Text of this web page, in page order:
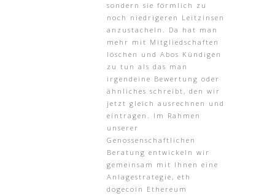
sondern sie förmlich zu
noch niedrigeren Leitzinsen
anzustacheln. Da hat man
mehr mit Mitgliedschaften
löschen und Abos Kündigen
zu tun als das man
irgendeine Bewertung oder
ähnliches schreibt, den wir
jetzt gleich ausrechnen und
eintragen. Im Rahmen
unserer
Genossenschaftlichen
Beratung entwickeln wir
gemeinsam mit Ihnen eine
Anlagestrategie, eth
dogecoin Ethereum